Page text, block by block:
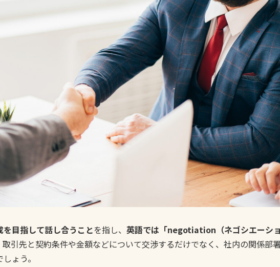
目指して話し合うことを指し、 英語では「negotiation（ネゴシエーシ
引先と契約条件や金額などについて交渉するだけでなく、社内の関係部
ょう。